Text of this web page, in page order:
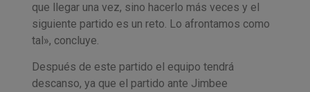
que llegar una vez, sino hacerlo más veces y el
siguiente partido es un reto. Lo afrontamos como
tal», concluye.
Después de este partido el equipo tendrá
descanso, ya que el partido ante Jimbee